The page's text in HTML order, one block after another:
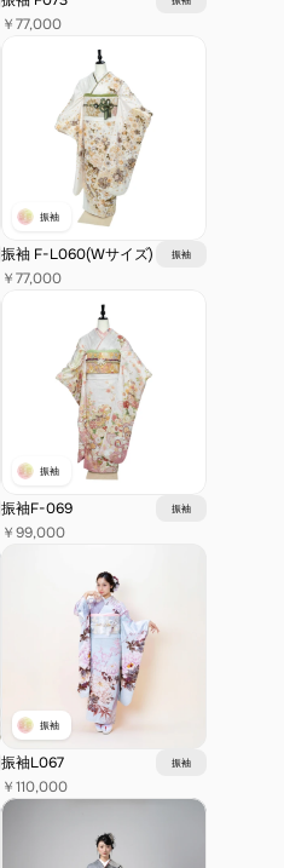
￥77,000
振袖
振袖 F-L060(Wサイズ) 振袖
￥77,000
振袖
振袖F-069 振袖
￥99,000
振袖
振袖L067 振袖
￥110,000